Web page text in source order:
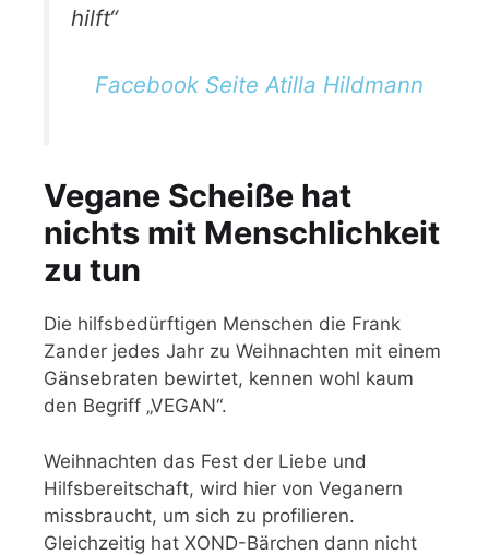
hilft“
Facebook Seite Atilla Hildmann
Vegane Scheiße hat
nichts mit Menschlichkeit
zu tun
Die hilfsbedürftigen Menschen die Frank
Zander jedes Jahr zu Weihnachten mit einem
Gänsebraten bewirtet, kennen wohl kaum
den Begriff „VEGAN“.
Weihnachten das Fest der Liebe und
Hilfsbereitschaft, wird hier von Veganern
missbraucht, um sich zu profilieren.
Gleichzeitig hat XOND-Bärchen dann nicht